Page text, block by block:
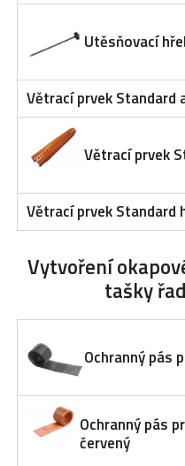
Utěsňovací
Větrací prvek Standard
Větrací prvek
Větrací prvek Standard
Vytvoření
tašky
Ochranný pás
Ochranný pás
červený